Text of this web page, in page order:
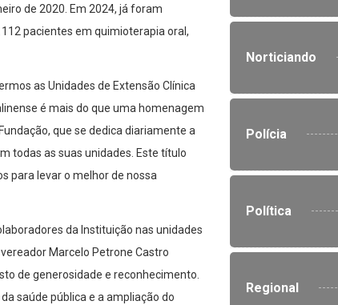
de 2020. Em 2024, já foram
pacientes em quimioterapia oral,
as Unidades de Extensão Clínica
é mais do que uma homenagem
que se dedica diariamente a
todas as suas unidades. Este título
para levar o melhor de nossa
da Instituição nas unidades
Marcelo Petrone Castro
de generosidade e reconhecimento.
saúde pública e a ampliação do
Norticiando
Polícia
Política
Regional